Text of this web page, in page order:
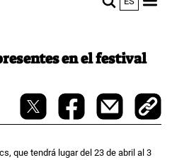
en el festival
que tendrá lugar del 23 de abril al 3